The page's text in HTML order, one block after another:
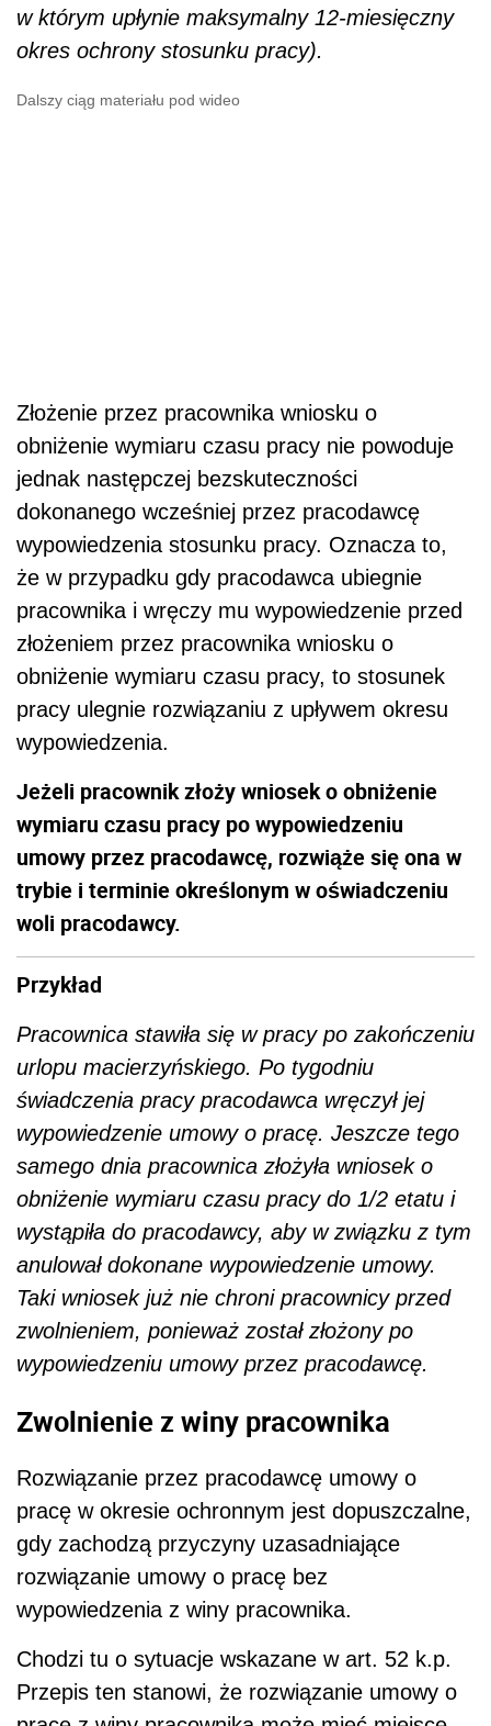
w którym upłynie maksymalny 12-miesięczny
okres ochrony stosunku pracy).
Dalszy ciąg materiału pod wideo
Złożenie przez pracownika wniosku o
obniżenie wymiaru czasu pracy nie powoduje
jednak następczej bezskuteczności
dokonanego wcześniej przez pracodawcę
wypowiedzenia stosunku pracy. Oznacza to,
że w przypadku gdy pracodawca ubiegnie
pracownika i wręczy mu wypowiedzenie przed
złożeniem przez pracownika wniosku o
obniżenie wymiaru czasu pracy, to stosunek
pracy ulegnie rozwiązaniu z upływem okresu
wypowiedzenia.
Jeżeli pracownik złoży wniosek o obniżenie
wymiaru czasu pracy po wypowiedzeniu
umowy przez pracodawcę, rozwiąże się ona w
trybie i terminie określonym w oświadczeniu
woli pracodawcy.
Przykład
Pracownica stawiła się w pracy po zakończeniu
urlopu macierzyńskiego. Po tygodniu
świadczenia pracy pracodawca wręczył jej
wypowiedzenie umowy o pracę. Jeszcze tego
samego dnia pracownica złożyła wniosek o
obniżenie wymiaru czasu pracy do 1/2 etatu i
wystąpiła do pracodawcy, aby w związku z tym
anulował dokonane wypowiedzenie umowy.
Taki wniosek już nie chroni pracownicy przed
zwolnieniem, ponieważ został złożony po
wypowiedzeniu umowy przez pracodawcę.
Zwolnienie z winy pracownika
Rozwiązanie przez pracodawcę umowy o
pracę w okresie ochronnym jest dopuszczalne,
gdy zachodzą przyczyny uzasadniające
rozwiązanie umowy o pracę bez
wypowiedzenia z winy pracownika.
Chodzi tu o sytuacje wskazane w art. 52 k.p.
Przepis ten stanowi, że rozwiązanie umowy o